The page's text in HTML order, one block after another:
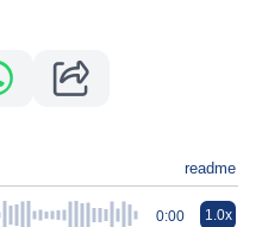
readme
0:00 1.0x